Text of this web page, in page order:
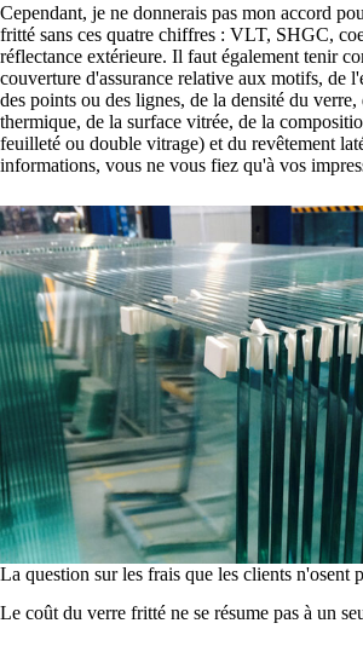
Cependant, je ne donnerais pas mon accord
fritté sans ces quatre chiffres : VLT, SHGC,
réflectance extérieure. Il faut également tenir
couverture d'assurance relative aux motifs, de
des points ou des lignes, de la densité du
thermique, de la surface vitrée, de la
feuilleté ou double vitrage) et du revêtement
informations, vous ne vous fiez qu'à vos
La question sur les frais que les clients n'osent
Le coût du verre fritté ne se résume pas à un